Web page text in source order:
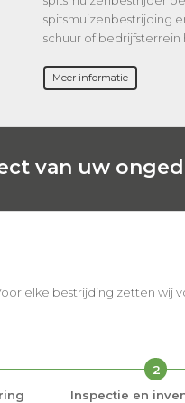
spitsmuizenbestrijding
schuur of bedrijfsterrein
Meer informatie
van uw
elke bestrijding zetten wij
2
Inspectie en